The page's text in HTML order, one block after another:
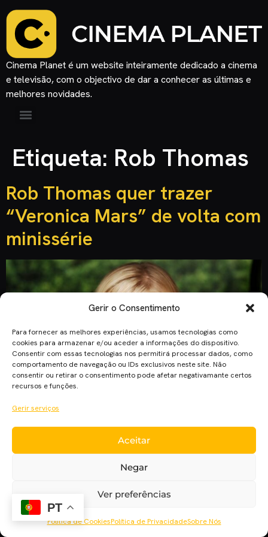
Gerir o Consentimento
Para fornecer as melhores experiências, usamos tecnologias como
cookies para armazenar e/ou aceder a informações do dispositivo.
Consentir com essas tecnologias nos permitirá processar dados, como
comportamento de navegação ou IDs exclusivos neste site. Não
consentir ou retirar o consentimento pode afetar negativamante certos
recursos e funções.
Gerir serviços
Aceitar
Negar
Ver preferências
Política de CookiesPolítica de PrivacidadeSobre Nós
Cinema Planet é um website inteiramente dedicado a cinema
e televisão, com o objectivo de dar a conhecer as últimas e
melhores novidades.
Etiqueta: Rob Thomas
Rob Thomas quer trazer
“Veronica Mars” de volta com
minissérie
Preparem-se Marshmallows: Rob Thomas recusa-se a
abandonar-vos. Depois do filme de 2014, do spinoff e dos
livros, uma minissérie parece estar a caminho. Rob Thomas
problema parece ser falta de tempo, quer de Rob, quer de
fazer seis […]
PT